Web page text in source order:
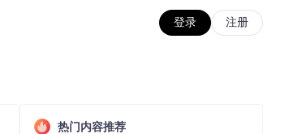
登录 注册
热门内容推荐